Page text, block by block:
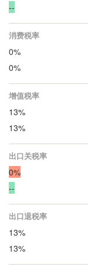
--
消费税率
0%
0%
增值税率
13%
13%
出口关税率
0%
--
出口退税率
13%
13%